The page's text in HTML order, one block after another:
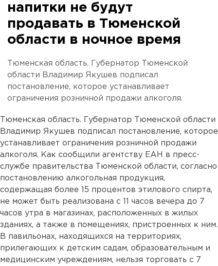
напитки не будут
продавать в Тюменской
области в ночное время
Тюменская область. Губернатор Тюменской
области Владимир Якушев подписал
постановление, которое устанавливает
ограничения розничной продажи алкоголя.
Тюменская область. Губернатор Тюменской области
Владимир Якушев подписал постановление, которое
устанавливает ограничения розничной продажи
алкоголя. Как сообщили агентству ЕАН в пресс-
службе правительства Тюменской области, согласно
постановлению алкогольная продукция,
содержащая более 15 процентов этилового спирта,
не может быть реализована с 11 часов вечера до 7
часов утра в магазинах, расположенных в жилых
зданиях, а также в помещениях, пристроенных к ним.
В павильонах, находящихся на территориях,
прилегающих к детским садам, образовательным и
медицинским учреждениям, нельзя торговать с 7